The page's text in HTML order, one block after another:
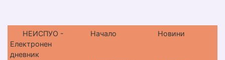
НЕИСПУО -
Електронен
дневник
Начало Новини